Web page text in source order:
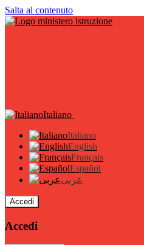
Salta al contenuto
Italiano
Italiano
English
Français
Español
عربى
Accedi
Accedi